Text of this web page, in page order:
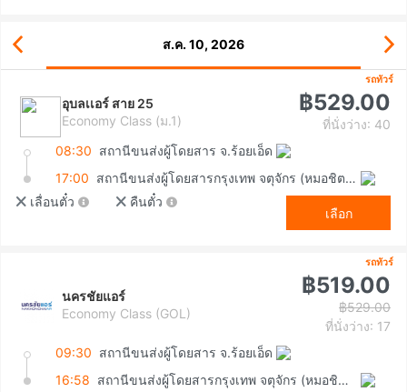
ส.ค. 10, 2026
รถทัวร์
อุบลเเอร์ สาย 25
Economy Class (ม.1)
฿529.00
ที่นั่งว่าง: 40
08:30 สถานีขนส่งผู้โดยสาร จ.ร้อยเอ็ด
17:00
สถานีขนส่งผู้โดยสารกรุงเทพ จตุจักร (หมอชิต2)
เลื่อนตั๋ว
คืนตั๋ว
เลือก
รถทัวร์
นครชัยแอร์
Economy Class (GOL)
฿519.00
฿529.00
ที่นั่งว่าง: 17
09:30 สถานีขนส่งผู้โดยสาร จ.ร้อยเอ็ด
16:58
สถานีขนส่งผู้โดยสารกรุงเทพ จตุจักร (หมอชิต2)